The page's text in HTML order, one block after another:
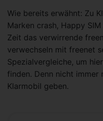
Wie bereits erwähnt: Zu
Marken crash, Happy
Zeit das verwirrende
verwechseln mit freenet
Spezialvergleiche, um
finden. Denn nicht immer
Klarmobil geben.